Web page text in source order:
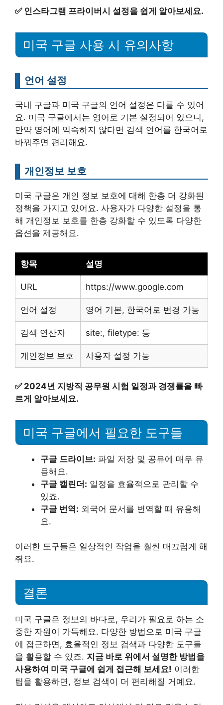
✅ 인스타그램 프라이버시 설정을 쉽게 알아보세요.
미국 구글 사용 시 유의사항
언어 설정
국내 구글과 미국 구글의 언어 설정은 다를 수 있어
요. 미국 구글에서는 영어로 기본 설정되어 있으니,
만약 영어에 익숙하지 않다면 검색 언어를 한국어로
바꿔주면 편리해요.
개인정보 보호
미국 구글은 개인 정보 보호에 대해 한층 더 강화된
정책을 가지고 있어요. 사용자가 다양한 설정을 통
해 개인정보 보호를 한층 강화할 수 있도록 다양한
옵션을 제공해요.
항목 설명
URL https://www.google.com
언어 설정 영어 기본, 한국어로 변경 가능
검색 연산자 site:, filetype: 등
개인정보 보호 사용자 설정 가능
✅ 2024년 지방직 공무원 시험 일정과 경쟁률을 빠
르게 알아보세요.
미국 구글에서 필요한 도구들
구글 드라이브: 파일 저장 및 공유에 매우 유
용해요.
구글 캘린더: 일정을 효율적으로 관리할 수
있죠.
구글 번역: 외국어 문서를 번역할 때 유용해
요.
이러한 도구들은 일상적인 작업을 훨씬 매끄럽게 해
줘요.
결론
미국 구글은 정보의 바다로, 우리가 필요로 하는 소
중한 자원이 가득해요. 다양한 방법으로 미국 구글
에 접근하면, 효율적인 정보 검색과 다양한 도구들
을 활용할 수 있죠. 지금 바로 위에서 설명한 방법을
사용하여 미국 구글에 쉽게 접근해 보세요! 이러한
팁을 활용하면, 정보 검색이 더 편리해질 거예요.